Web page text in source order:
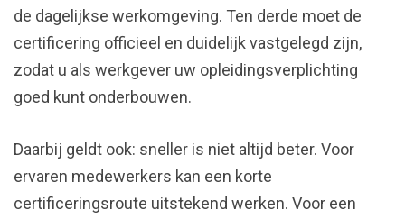
de dagelijkse werkomgeving. Ten derde moet de
certificering officieel en duidelijk vastgelegd zijn,
zodat u als werkgever uw opleidingsverplichting
goed kunt onderbouwen.
Daarbij geldt ook: sneller is niet altijd beter. Voor
ervaren medewerkers kan een korte
certificeringsroute uitstekend werken. Voor een